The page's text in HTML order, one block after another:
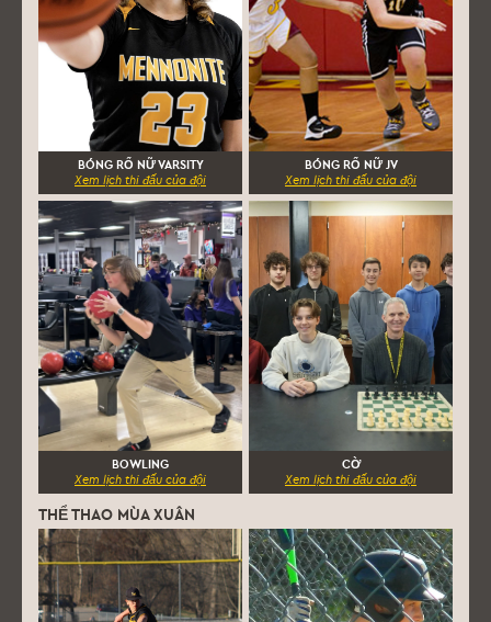
BÓNG RỔ NỮ VARSITY
Xem lịch thi đấu của đội
BÓNG RỔ NỮ JV
Xem lịch thi đấu của đội
BOWLING
Xem lịch thi đấu của đội
CỜ
Xem lịch thi đấu của đội
THỂ THAO MÙA XUÂN